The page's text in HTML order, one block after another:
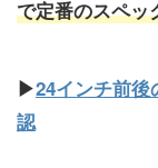
で定番のスペッ
▶24インチ前後
認